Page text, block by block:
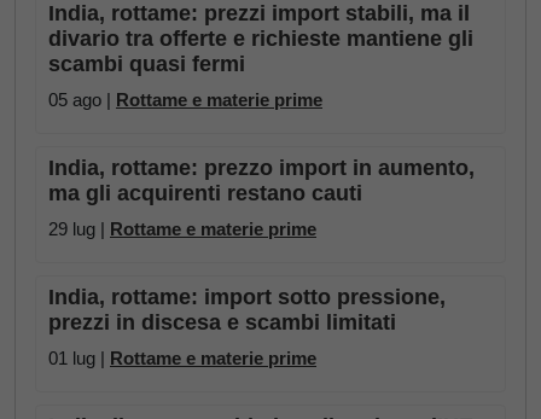
India, rottame: prezzi import stabili, ma il
divario tra offerte e richieste mantiene gli
scambi quasi fermi
05 ago | Rottame e materie prime
India, rottame: prezzo import in aumento,
ma gli acquirenti restano cauti
29 lug | Rottame e materie prime
India, rottame: import sotto pressione,
prezzi in discesa e scambi limitati
01 lug | Rottame e materie prime